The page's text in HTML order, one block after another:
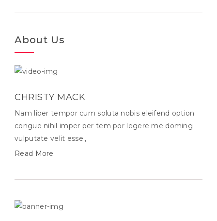
About Us
CHRISTY MACK
Nam liber tempor cum soluta nobis eleifend option
congue nihil imper per tem por legere me doming
vulputate velit esse.,
Read More